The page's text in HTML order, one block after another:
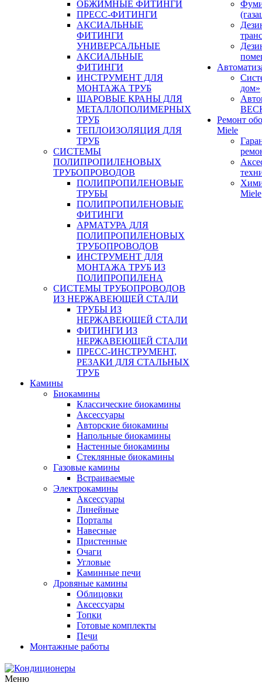
ОБЖИМНЫЕ ФИТИНГИ
ПРЕСС-ФИТИНГИ
АКСИАЛЬНЫЕ
ФИТИНГИ
УНИВЕРСАЛЬНЫЕ
АКСИАЛЬНЫЕ
ФИТИНГИ
ИНСТРУМЕНТ ДЛЯ
МОНТАЖА ТРУБ
ШАРОВЫЕ КРАНЫ ДЛЯ
МЕТАЛЛОПОЛИМЕРНЫХ
ТРУБ
ТЕПЛОИЗОЛЯЦИЯ ДЛЯ
ТРУБ
СИСТЕМЫ
ПОЛИПРОПИЛЕНОВЫХ
ТРУБОПРОВОДОВ
ПОЛИПРОПИЛЕНОВЫЕ
ТРУБЫ
ПОЛИПРОПИЛЕНОВЫЕ
ФИТИНГИ
АРМАТУРА ДЛЯ
ПОЛИПРОПИЛЕНОВЫХ
ТРУБОПРОВОДОВ
ИНСТРУМЕНТ ДЛЯ
МОНТАЖА ТРУБ ИЗ
ПОЛИПРОПИЛЕНА
СИСТЕМЫ ТРУБОПРОВОДОВ
ИЗ НЕРЖАВЕЮЩЕЙ СТАЛИ
ТРУБЫ ИЗ
НЕРЖАВЕЮЩЕЙ СТАЛИ
ФИТИНГИ ИЗ
НЕРЖАВЕЮЩЕЙ СТАЛИ
ПРЕСС-ИНСТРУМЕНТ,
РЕЗАКИ ДЛЯ СТАЛЬНЫХ
ТРУБ
Камины
Биокамины
Классические биокамины
Аксессуары
Авторские биокамины
Напольные биокамины
Настенные биокамины
Стеклянные биокамины
Газовые камины
Встраиваемые
Электрокамины
Аксессуары
Линейные
Порталы
Навесные
Пристенные
Очаги
Угловые
Каминные печи
Дровяные камины
Облицовки
Аксессуары
Топки
Готовые комплекты
Печи
Монтажные работы
дом»
Ремонт
Miele
Miele
Меню